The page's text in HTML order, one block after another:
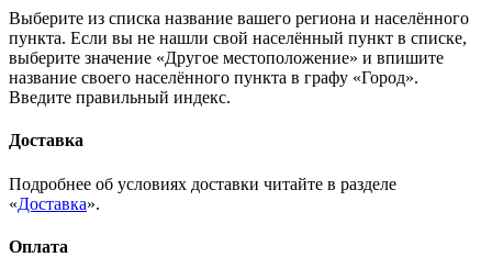
Выберите из списка название вашего региона и населённого
пункта. Если вы не нашли свой населённый пункт в списке,
выберите значение «Другое местоположение» и впишите
название своего населённого пункта в графу «Город».
Введите правильный индекс.
Доставка
Подробнее об условиях доставки читайте в разделе
«Доставка».
Оплата